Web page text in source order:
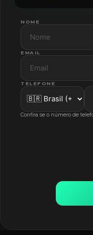
NOME
EMAIL
TELEFONE
Confira se o número de